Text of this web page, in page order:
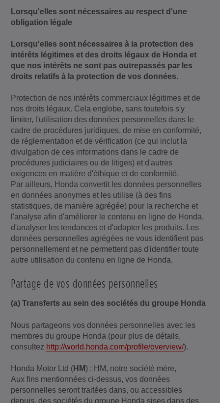
Lorsqu'elles sont nécessaires au respect d'une
obligation légale
Lorsqu'elles sont nécessaires à la protection des
intérêts légitimes et des droits légaux de Honda et
que nos intérêts ne sont pas outrepassés par les
droits relatifs à la protection de vos données.
Protection de nos intérêts commerciaux légitimes et de
nos droits légaux. Cela englobe, sans toutefois s'y
limiter, l'utilisation des données personnelles dans le
cadre de procédures juridiques, de mise en conformité,
de réglementation et de vérification (ce qui inclut la
divulgation de ces informations dans le cadre de
procédures judiciaires ou de litiges) et d'autres
exigences en matière d'éthique et de conformité.
Par ailleurs, Honda convertit les données personnelles
en données anonymes et les utilise (à des fins
statistiques, de manière agrégée) pour la recherche et
l'analyse afin d'améliorer le contenu en ligne de Honda,
d'analyser les tendances et d'adapter les produits. Les
données personnelles agrégées ne vous identifient pas
personnellement et ne permettent pas d'identifier toute
autre utilisation du contenu en ligne de Honda.
Partage de vos données personnelles
(a) Transferts au sein des sociétés du groupe Honda
Nous partageons vos données personnelles avec les
membres du groupe Honda (pour plus de détails,
consultez http://world.honda.com/profile/overview/).
Honda Motor Ltd (HM) : HM, notre société mère,
Aux fins mentionnées ci-dessus, vos données
personnelles seront traitées dans, ou accessibles
depuis, des sociétés du groupe Honda sises dans des